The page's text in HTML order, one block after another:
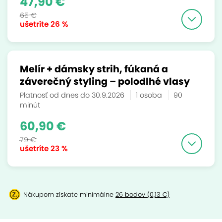
ušetríte26 %
65 €
Melír + dámsky strih, fúkaná a
záverečný styling – polodlhé vlasy
Platnosť od dnes do 30.9.2026 1 osoba
90
minút
ušetríte23 %
60,90 €
79 €
Nákupom získate minimálne 26 bodov (0,13 €)